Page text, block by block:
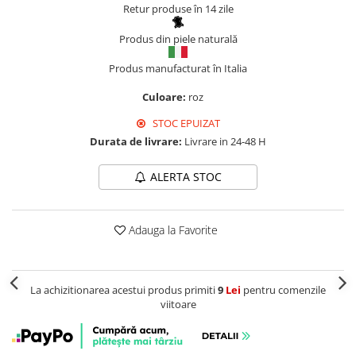
Retur produse în 14 zile
Produs din piele naturală
Produs manufacturat în Italia
Culoare: roz
STOC EPUIZAT
Durata de livrare: Livrare in 24-48 H
ALERTA STOC
Adauga la Favorite
La achizitionarea acestui produs primiti9 Lei pentru comenzile
viitoare